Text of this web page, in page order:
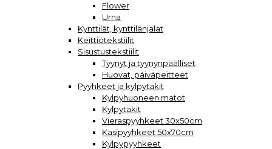
Flower
Urna
Kynttilät, kynttilänjalat
Keittiötekstiilit
Sisustustekstiilit
Tyynyt ja tyynynpäälliset
Huovat, päiväpeitteet
Pyyhkeet ja kylpytakit
Kylpyhuoneen matot
Kylpytakit
Vieraspyyhkeet 30x50cm
Käsipyyhkeet 50x70cm
Kylpypyyhkeet